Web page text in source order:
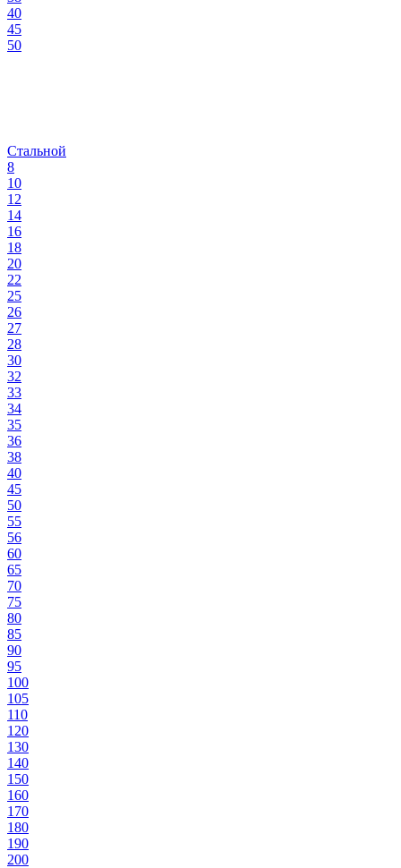
40
45
50
Стальной
8
10
12
14
16
18
20
22
25
26
27
28
30
32
33
34
35
36
38
40
45
50
55
56
60
65
70
75
80
85
90
95
100
105
110
120
130
140
150
160
170
180
190
200